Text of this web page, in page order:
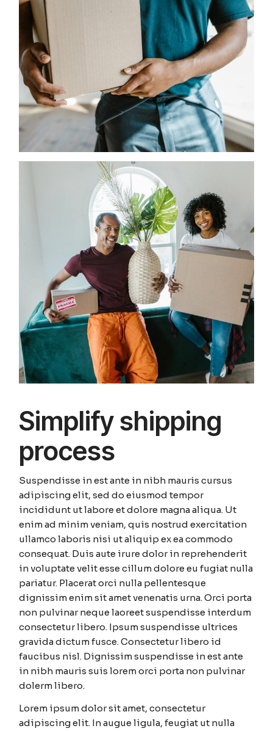
Simplify shipping
process
Suspendisse in est ante in nibh mauris cursus
adipiscing elit, sed do eiusmod tempor
incididunt ut labore et dolore magna aliqua. Ut
enim ad minim veniam, quis nostrud exercitation
ullamco laboris nisi ut aliquip ex ea commodo
consequat. Duis aute irure dolor in reprehenderit
in voluptate velit esse cillum dolore eu fugiat nulla
pariatur. Placerat orci nulla pellentesque
dignissim enim sit amet venenatis urna. Orci porta
non pulvinar neque laoreet suspendisse interdum
consectetur libero. Ipsum suspendisse ultrices
gravida dictum fusce. Consectetur libero id
faucibus nisl. Dignissim suspendisse in est ante
in nibh mauris suis lorem orci porta non pulvinar
dolerm libero.
Lorem ipsum dolor sit amet, consectetur
adipiscing elit. In augue ligula, feugiat ut nulla